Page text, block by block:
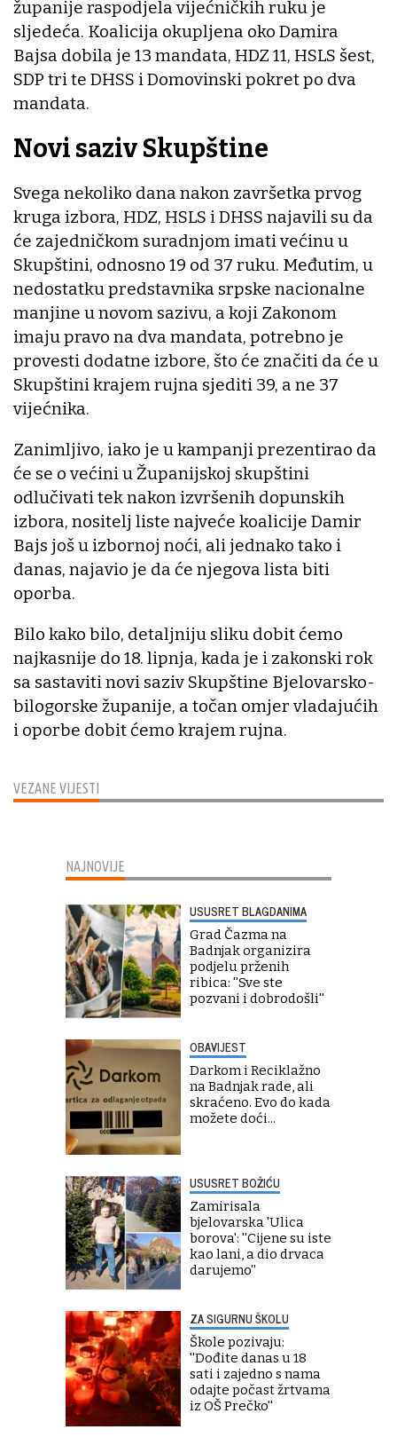
VEZANE VIJESTI
županije raspodjela vijećničkih ruku je
sljedeća. Koalicija okupljena oko Damira
Bajsa dobila je 13 mandata, HDZ 11, HSLS šest,
SDP tri te DHSS i Domovinski pokret po dva
mandata.
Novi saziv Skupštine
Svega nekoliko dana nakon završetka prvog
kruga izbora, HDZ, HSLS i DHSS najavili su da
će zajedničkom suradnjom imati većinu u
Skupštini, odnosno 19 od 37 ruku. Međutim, u
nedostatku predstavnika srpske nacionalne
manjine u novom sazivu, a koji Zakonom
imaju pravo na dva mandata, potrebno je
provesti dodatne izbore, što će značiti da će u
Skupštini krajem rujna sjediti 39, a ne 37
vijećnika.
Zanimljivo, iako je u kampanji prezentirao da
će se o većini u Županijskoj skupštini
odlučivati tek nakon izvršenih dopunskih
izbora, nositelj liste najveće koalicije Damir
Bajs još u izbornoj noći, ali jednako tako i
danas, najavio je da će njegova lista biti
oporba.
Bilo kako bilo, detaljniju sliku dobit ćemo
najkasnije do 18. lipnja, kada je i zakonski rok
sa sastaviti novi saziv Skupštine Bjelovarsko-
bilogorske županije, a točan omjer vladajućih
i oporbe dobit ćemo krajem rujna.
NAJNOVIJE
USUSRET BLAGDANIMA
Grad Čazma na
Badnjak organizira
podjelu prženih
ribica: ''Sve ste
pozvani i dobrodošli''
OBAVIJEST
Darkom i Reciklažno
na Badnjak rade, ali
skraćeno. Evo do kada
možete doći...
USUSRET BOŽIĆU
Zamirisala
bjelovarska 'Ulica
borova': ''Cijene su iste
kao lani, a dio drvaca
darujemo''
ZA SIGURNU ŠKOLU
Škole pozivaju:
''Dođite danas u 18
sati i zajedno s nama
odajte počast žrtvama
iz OŠ Prečko''